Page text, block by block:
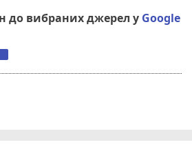
до вибраних джерел у Google
chat_bubble